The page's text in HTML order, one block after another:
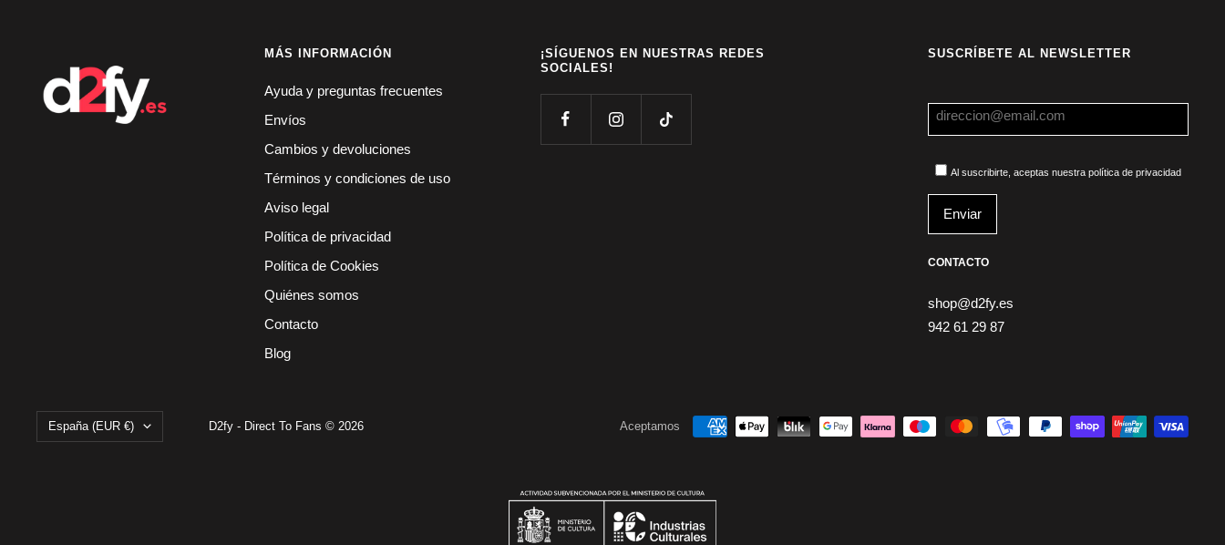
MÁS INFORMACIÓN
Ayuda y preguntas frecuentes
Envíos
Cambios y devoluciones
Términos y condiciones de uso
Aviso legal
Política de privacidad
Política de Cookies
Quiénes somos
Contacto
Blog
¡SÍGUENOS EN NUESTRAS REDES
SOCIALES!
SUSCRÍBETE AL NEWSLETTER
Al suscribirte, aceptas nuestra política de privacidad
CONTACTO
shop@d2fy.es
942 61 29 87
País/región
España (EUR €) D2fy - Direct To Fans © 2026 Aceptamos